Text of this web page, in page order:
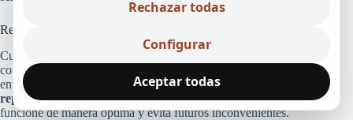
Recursos de repuestos para lavadoras Fagor
Cuando se trata de reparar tu lavadora Fagor, la calidad y
compatibilidad de los repuestos pueden marcar la diferencia
entre una solución duradera y un problema constante. Utilizar
repuestos originalesgarantiza que tu electrodoméstico
funcione de manera óptima y evita futuros inconvenientes.
Rechazar todas
Configurar
Aceptar todas